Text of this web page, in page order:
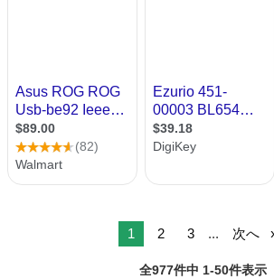
1 2 3 ... 次へ
全977件中 1-50件表示